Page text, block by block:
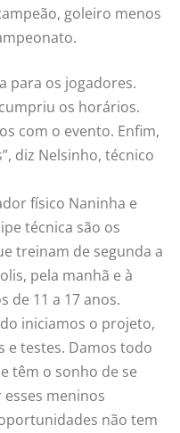
goleiro menos
para os jogadores.
os horários.
com o evento. Enfim,
diz Nelsinho, técnico
físico Naninha e
técnica são os
treinam de segunda a
pela manhã e à
de 11 a 17 anos.
iniciamos o projeto,
e testes. Damos todo
têm o sonho de se
meninos
não tem